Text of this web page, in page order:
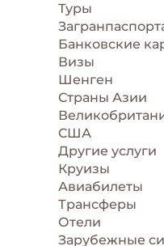
Туры
Банковские
Визы
Шенген
Страны Азии
США
Другие услуги
Круизы
Авиабилеты
Трансферы
Отели
Зарубежные